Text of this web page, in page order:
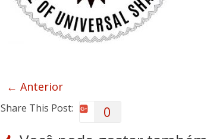
← Anterior
Share This Post: 0